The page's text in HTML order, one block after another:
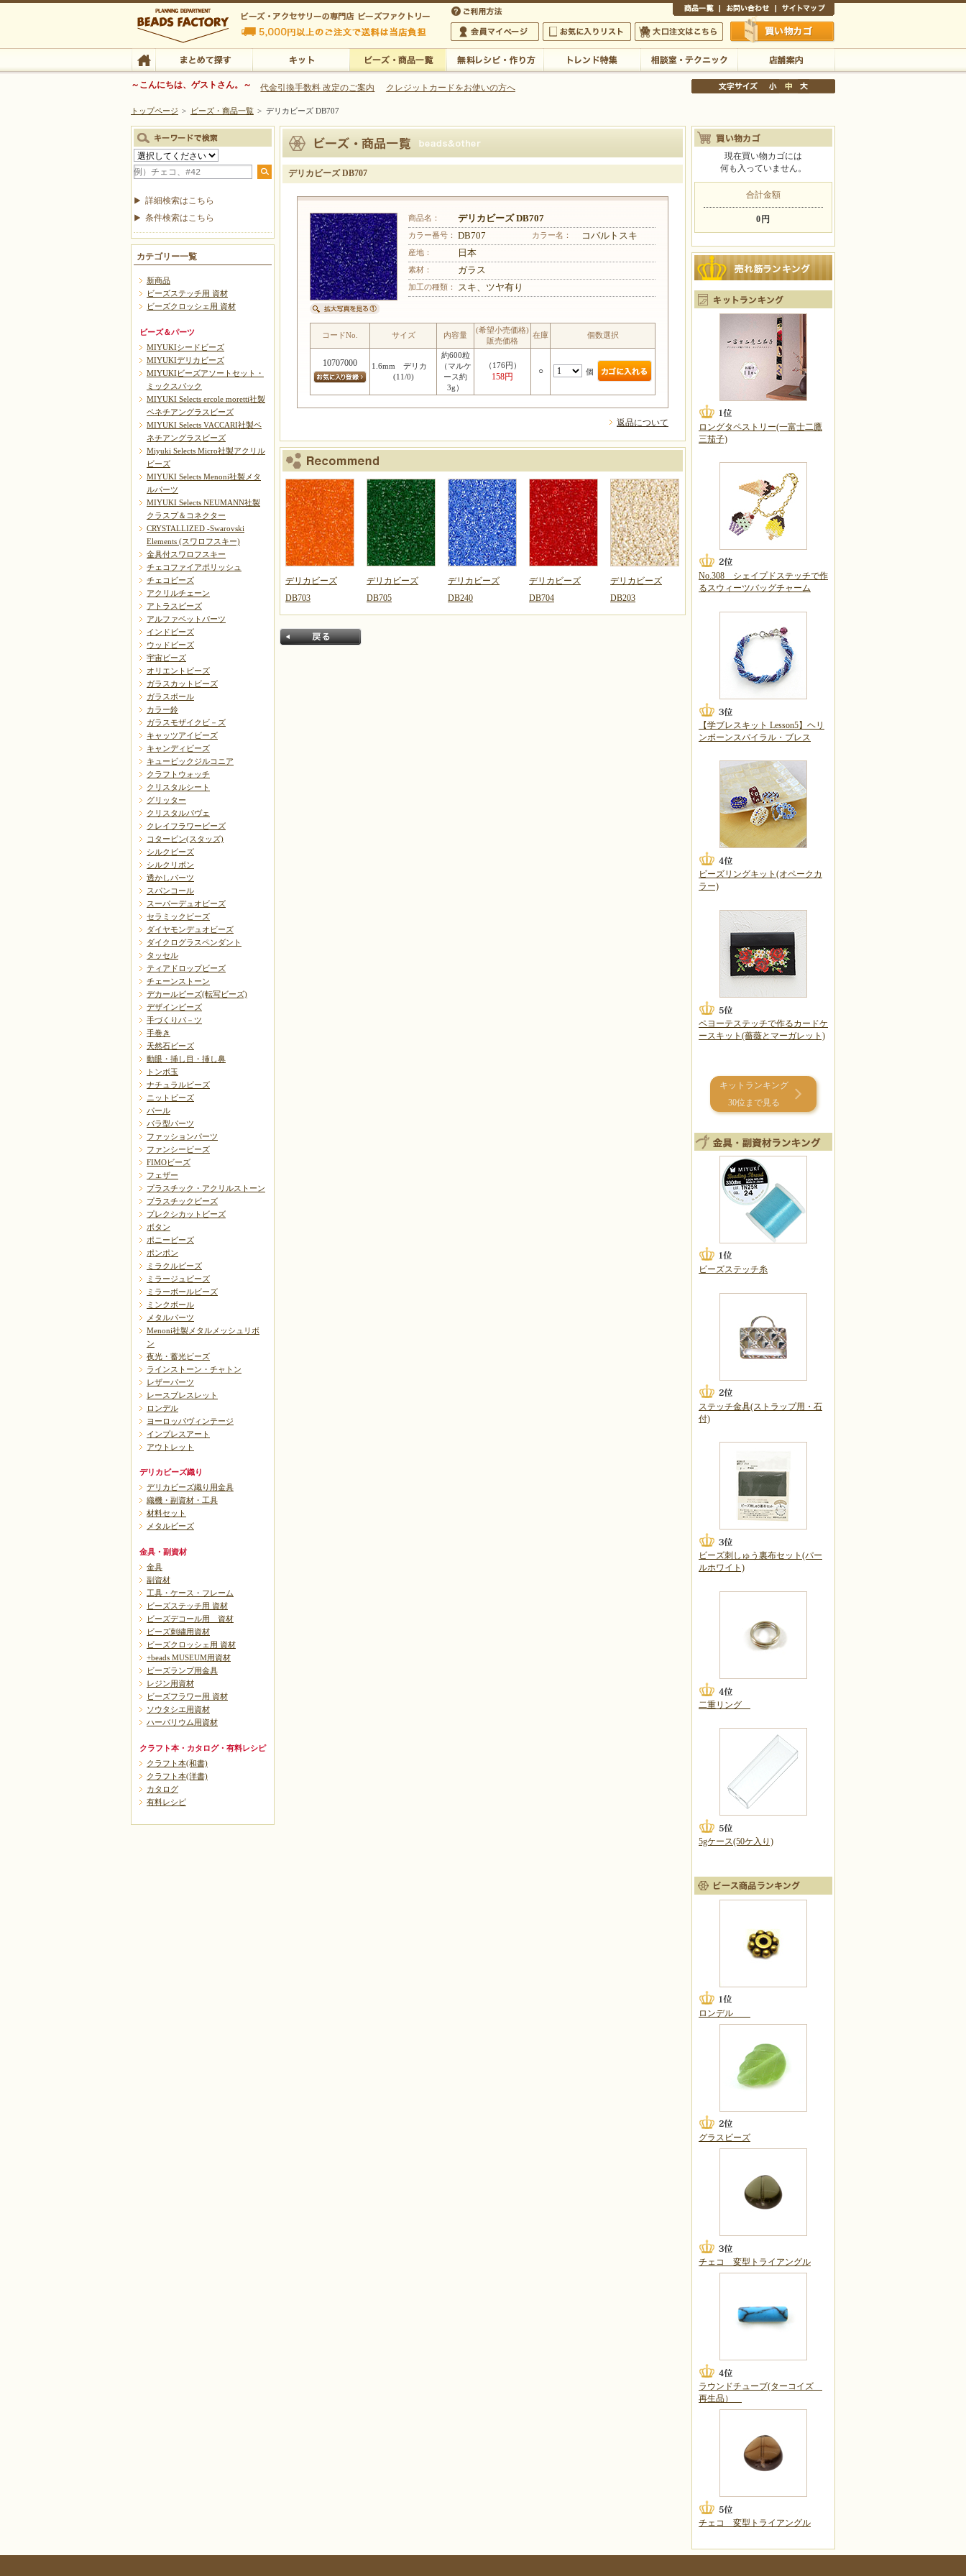
ビーズファクトリー ビーズ・パーツ・金具など・アクセサリーの専門店
ビーズ・アクセサリーの専門店 ビーズファクトリー 5,000円以上のご注文で送料は当店が負担いたします
ビーズ・アクセサリーの専門店 ビーズファクトリー 5,000円以上のご注文で送料は当店が負担いたします
会員マイページ
お気に入りリスト 大口注文はこちら 買い物かご
TOP まとめて探す 店舗案内
～こんにちは、ゲストさん。～ 代金引換手数料 改定のご案内 クレジットカードをお使いの方へ
トップページ > ビーズ・商品一覧 > デリカビーズ DB707
デリカビーズ DB707
商品名： デリカビーズ DB707
カラー番号： DB707 カラー名： コバルトスキ
産地： 日本
素材： ガラス
加工の種類： スキ、ツヤ有り
コードNo. サイズ 内容量
(希望小売価格)
販売価格
在庫 個数選択
10707000
1.6mm デリカ
(11/0)
約600粒
（マルケ
ース約
3g）
（176円）
158円
○ 個
返品について
デリカビーズ
DB703
デリカビーズ
DB705
デリカビーズ
DB240
デリカビーズ
DB704
デリカビーズ
DB203
詳細検索はこちら
条件検索はこちら
カテゴリー一覧
新商品
ビーズステッチ用 資材
ビーズクロッシェ用 資材
ビーズ＆パーツ
MIYUKIシードビーズ
MIYUKIデリカビーズ
MIYUKIビーズアソートセット・
ミックスパック
MIYUKI Selects ercole moretti社製
ベネチアングラスビーズ
MIYUKI Selects VACCARI社製ベ
ネチアングラスビーズ
Miyuki Selects Micro社製アクリル
ビーズ
MIYUKI Selects Menoni社製メタ
ルパーツ
MIYUKI Selects NEUMANN社製
クラスプ＆コネクター
CRYSTALLIZED -Swarovski
Elements (スワロフスキー)
金具付スワロフスキー
チェコファイアポリッシュ
チェコビーズ
アクリルチェーン
アトラスビーズ
アルファベットパーツ
インドビーズ
ウッドビーズ
宇宙ビーズ
オリエントビーズ
ガラスカットビーズ
ガラスボール
カラー鈴
ガラスモザイクビ－ズ
キャッツアイビーズ
キャンディビーズ
キュービックジルコニア
クラフトウォッチ
クリスタルシート
グリッター
クリスタルパヴェ
クレイフラワービーズ
コターピン(スタッズ)
シルクビーズ
シルクリボン
透かしパーツ
スパンコール
スーパーデュオビーズ
セラミックビーズ
ダイヤモンデュオビーズ
ダイクログラスペンダント
タッセル
ティアドロップビーズ
チェーンストーン
デカールビーズ(転写ビーズ)
デザインビーズ
手づくりパ－ツ
手巻き
天然石ビーズ
動眼・挿し目・挿し鼻
トンボ玉
ナチュラルビーズ
ニットビーズ
パール
バラ型パーツ
ファッションパーツ
ファンシービーズ
FIMOビーズ
フェザー
プラスチック・アクリルストーン
プラスチックビーズ
プレクシカットビーズ
ボタン
ポニービーズ
ポンポン
ミラクルビーズ
ミラージュビーズ
ミラーボールビーズ
ミンクボール
メタルパーツ
Menoni社製メタルメッシュリボ
ン
夜光・蓄光ビーズ
ラインストーン・チャトン
レザーパーツ
レースブレスレット
ロンデル
ヨーロッパヴィンテージ
インプレスアート
アウトレット
デリカビーズ織り
デリカビーズ織り用金具
織機・副資材・工具
材料セット
メタルビーズ
金具・副資材
金具
副資材
工具・ケース・フレーム
ビーズステッチ用 資材
ビーズデコール用 資材
ビーズ刺繍用資材
ビーズクロッシェ用 資材
+beads MUSEUM用資材
ビーズランプ用金具
レジン用資材
ビーズフラワー用 資材
ソウタシエ用資材
ハーバリウム用資材
クラフト本・カタログ・有料レシピ
クラフト本(和書)
クラフト本(洋書)
カタログ
有料レシピ
現在買い物カゴには
何も入っていません。
合計金額
0円
ロングタペストリー(一富士二鷹
三茄子)
No.308 シェイプドステッチで作
るスウィーツバッグチャーム
【学ブレスキット Lesson5】ヘリ
ンボーンスパイラル・ブレス
ビーズリングキット(オペークカ
ラー)
ペヨーテステッチで作るカードケ
ースキット(薔薇とマーガレット)
キットランキング
30位まで見る
ビーズステッチ糸
ステッチ金具(ストラップ用・石
付)
ビーズ刺しゅう裏布セット(パー
ルホワイト)
二重リング
5gケース(50ケ入り)
ロンデル
グラスビーズ
チェコ 変型トライアングル
ラウンドチューブ(ターコイズ
再生品）
チェコ 変型トライアングル